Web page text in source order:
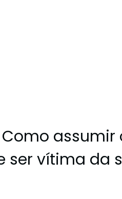
ser vítima da